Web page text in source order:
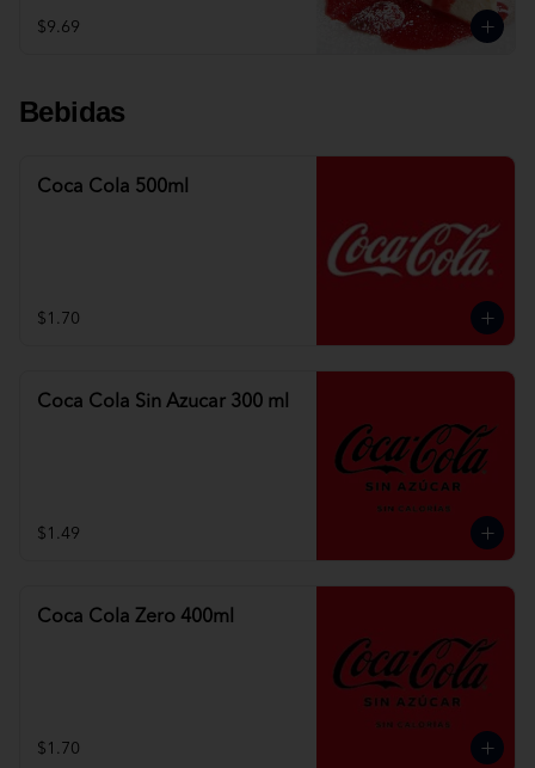
$9.69
Bebidas
Coca Cola 500ml
$1.70
Coca Cola Sin Azucar 300 ml
$1.49
Coca Cola Zero 400ml
$1.70